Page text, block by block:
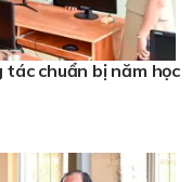
tác chuẩn bị năm học